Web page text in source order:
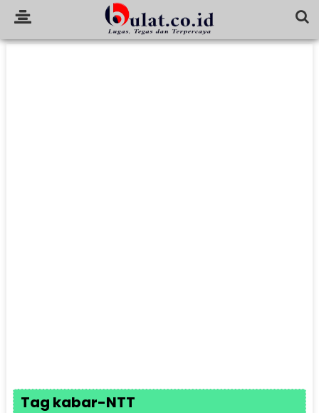
Tag kabar-NTT